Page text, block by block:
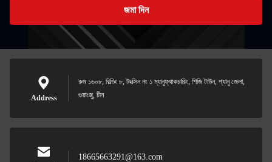
জমা দিন
Address
রুম ১৬০৮, বিল্ডিং ৮, টংক্সিন নং ১ ম্যানুফ্যাকচারিং, শিজি টাউন, প্যানু জেলা,
গুয়াংজু, চীন
18665663291@163.com